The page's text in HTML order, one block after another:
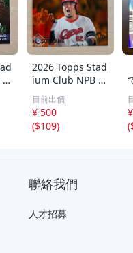
2026 Topps Stad
ium Club NPB 広
島東洋カープ 末
包昇大 25枚限定
パラレル
目前出價
¥ 500
($109)
(
聯絡我們
人才招募